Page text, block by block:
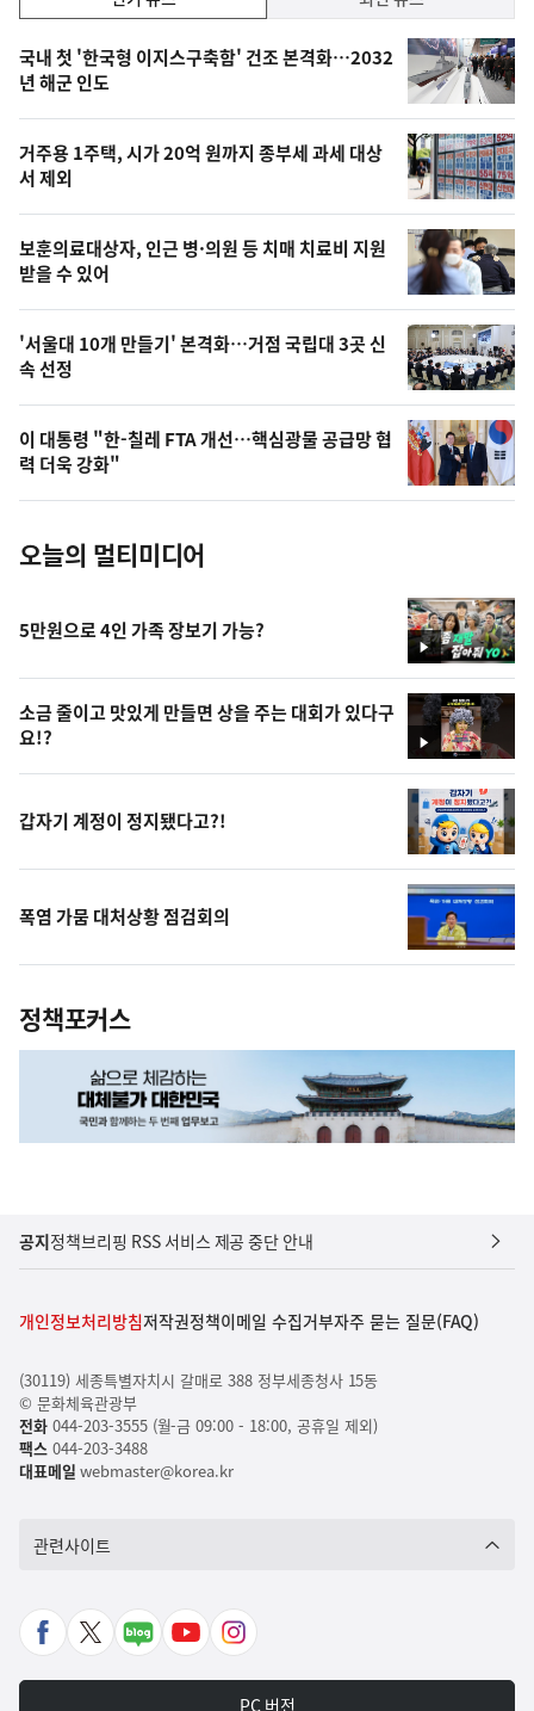
기,
최
신,
오
늘
의
영
상
오
늘
의
사
진
기
뉴
스
국내 첫 '한국형 이지스구축함' 건조 본격화…2032
년 해군 인도
거주용 1주택, 시가 20억 원까지 종부세 과세 대상
서 제외
보훈의료대상자, 인근 병·의원 등 치매 치료비 지원
받을 수 있어
'서울대 10개 만들기' 본격화…거점 국립대 3곳 신
속 선정
이 대통령 "한-칠레 FTA 개선…핵심광물 공급망 협
력 더욱 강화"
오늘의 멀티미디어
영
상
5만원으로 4인 가족 장보기 가능?
영
상
소금 줄이고 맛있게 만들면 상을 주는 대회가 있다구
요!?
갑자기 계정이 정지됐다고?!
폭염 가뭄 대처상황 점검회의
정책포커스
공지정책브리핑 RSS 서비스 제공 중단 안내
개인정보처리방침저작권정책이메일 수집거부자주 묻는 질문(FAQ)
(30119) 세종특별자치시 갈매로 388 정부세종청사 15동
© 문화체육관광부
전화044-203-3555 (월-금 09:00 - 18:00, 공휴일 제외)
팩스044-203-3488
대표메일 webmaster@korea.kr
관련사이트
페
X
네
유
인
타
PC 버전